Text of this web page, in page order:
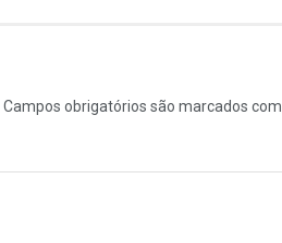
Campos obrigatórios são marcados com